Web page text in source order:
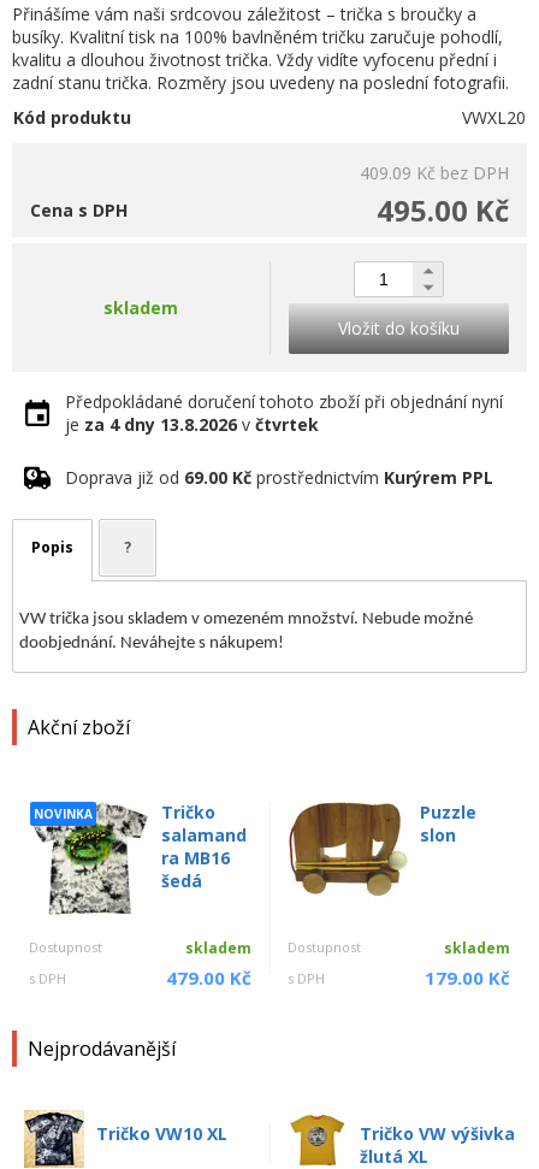
Akční zboží
NOVINKA
Tričko
salamand
ra MB16
šedá
Dostupnost skladem
s DPH 479.00 Kč
Puzzle
slon
Dostupnost skladem
s DPH 179.00 Kč
Nejprodávanější
Tričko VW10 XL
Tričko VW výšivka
žlutá XL
Přinášíme vám naši srdcovou záležitost – trička s broučky a
busíky. Kvalitní tisk na 100% bavlněném tričku zaručuje pohodlí,
kvalitu a dlouhou životnost trička. Vždy vidíte vyfocenu přední i
zadní stanu trička. Rozměry jsou uvedeny na poslední fotografii.
Kód produktu
VWXL20
409.09 Kč bez DPH
495.00 Kč
Cena s DPH
skladem
Vložit do košíku
Předpokládané doručení tohoto zboží při objednání nyní
je za 4 dny 13.8.2026 v čtvrtek
Doprava již od 69.00 Kč prostřednictvím Kurýrem PPL
Popis ?
VW trička jsou skladem v omezeném množství. Nebude možné
doobjednání. Neváhejte s nákupem!